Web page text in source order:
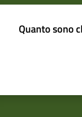
Quanto sono